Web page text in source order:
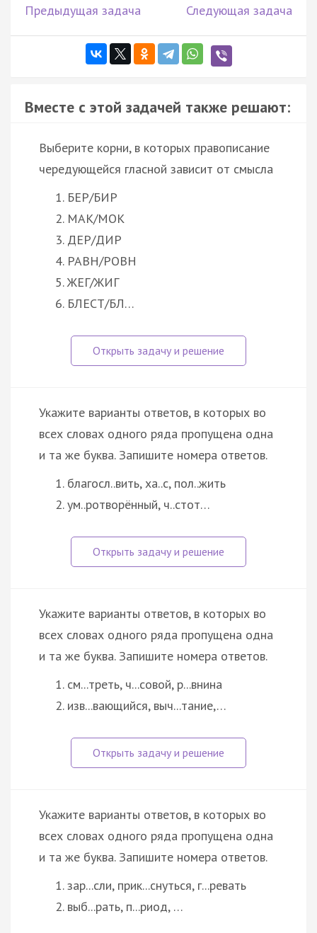
Предыдущая задача Следующая задача
Вместе с этой задачей также решают:
Выберите корни, в которых правописание
чередующейся гласной зависит от смысла
БЕР/БИР
МАК/МОК
ДЕР/ДИР
РАВН/РОВН
ЖЕГ/ЖИГ
БЛЕСТ/БЛ…
Укажите варианты ответов, в которых во
всех словах одного ряда пропущена одна
и та же буква. Запишите номера ответов.
благосл..вить, ха..с, пол..жить
ум..ротворённый, ч..стот…
Укажите варианты ответов, в которых во
всех словах одного ряда пропущена одна
и та же буква. Запишите номера ответов.
см...треть, ч...совой, р...внина
изв...вающийся, выч...тание,…
Укажите варианты ответов, в которых во
всех словах одного ряда пропущена одна
и та же буква. Запишите номера ответов.
зар...сли, прик...снуться, г...ревать
выб...рать, п...риод, …